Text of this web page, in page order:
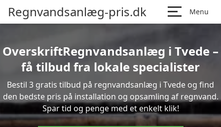
Regnvandsanlæg-pris.dk Menu
OverskriftRegnvandsanlæg i Tvede –
få tilbud fra lokale specialister
Bestil 3 gratis tilbud på regnvandsanlæg i Tvede og find
den bedste pris på installation og opsamling af regnvand.
Spar tid og penge med et enkelt klik!